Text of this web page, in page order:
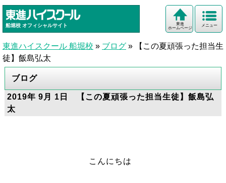
船堀校 オフィシャルサイト メニュー
東進
ホームページ
東進ハイスクール 船堀校 » ブログ »
【この夏頑張った担当生
徒】飯島弘太
ブログ
2019年 9月 1日 【この夏頑張った担当生徒】飯島弘
太
こんにちは